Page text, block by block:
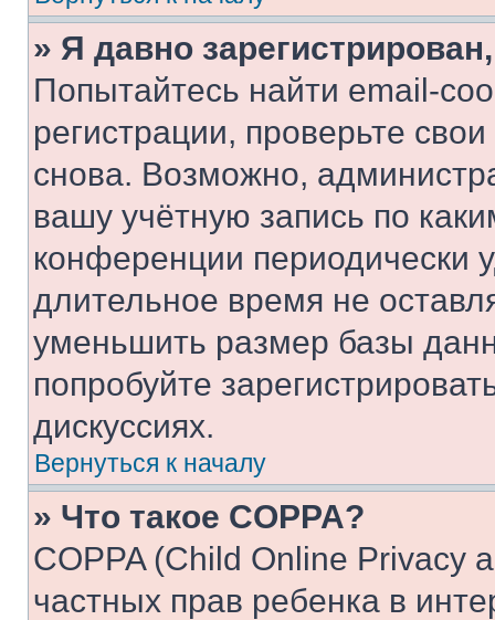
» Я давно
Попытайтесь найти email-
регистрации, проверьте
снова. Возможно,
вашу учётную запись по
конференции периодически
длительное время не
уменьшить размер базы
попробуйте
дискуссиях.
Вернуться к началу
» Что такое COPPA?
COPPA (Child Online Privacy
частных прав ребенка в